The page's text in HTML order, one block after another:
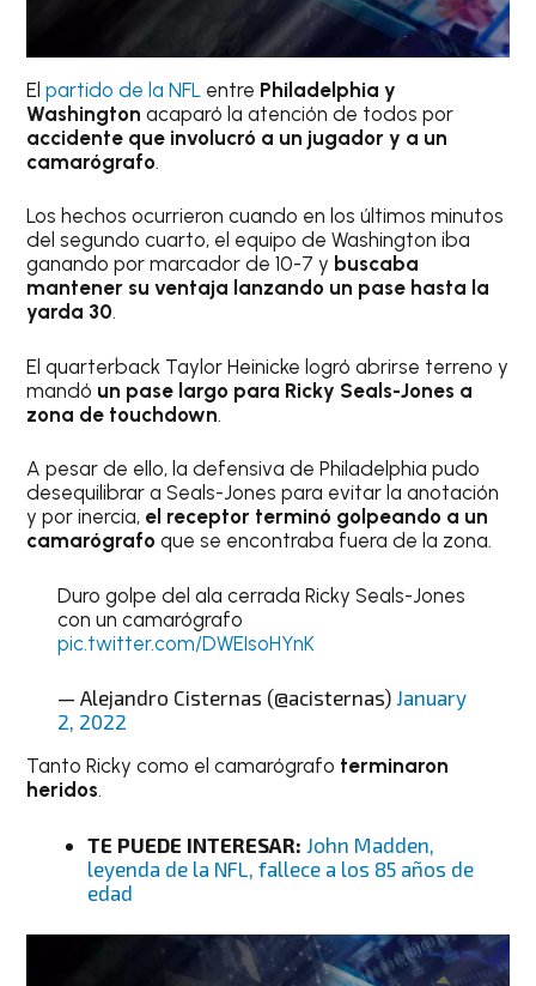
Elpartido de la NFL entre Philadelphia y
Washington acaparó la atención de todos por
accidente que involucró a un jugador y a un
camarógrafo.
Los hechos ocurrieron cuando en los últimos minutos
del segundo cuarto, el equipo de Washington iba
ganando por marcador de 10-7 y buscaba
mantener su ventaja lanzando un pase hasta la
yarda 30.
El quarterback Taylor Heinicke logró abrirse terreno y
mandó un pase largo para Ricky Seals-Jones a
zona de touchdown.
A pesar de ello, la defensiva de Philadelphia pudo
desequilibrar a Seals-Jones para evitar la anotación
y por inercia, el receptor terminó golpeando a un
camarógrafo que se encontraba fuera de la zona.
Duro golpe del ala cerrada Ricky Seals-Jones
con un camarógrafo
pic.twitter.com/DWEIsoHYnK
— Alejandro Cisternas (@acisternas) January
2, 2022
Tanto Ricky como el camarógrafo terminaron
heridos.
TE PUEDE INTERESAR: John Madden,
leyenda de la NFL, fallece a los 85 años de
edad